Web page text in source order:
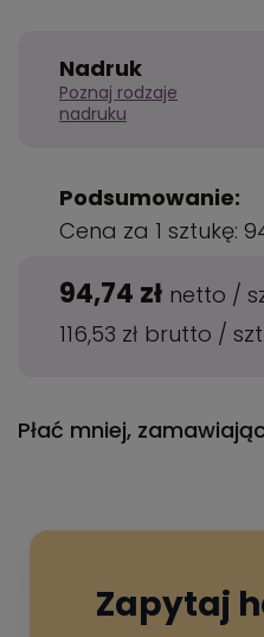
Nadruk
Poznaj rodzaje
nadruku
Podsumowanie:
Cena za 1 sztukę:
94,74 zł netto /
116,53 zł brutto / szt.
Płać mniej,
Zapytaj